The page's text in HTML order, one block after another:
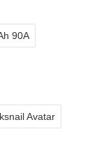
90A
Avatar